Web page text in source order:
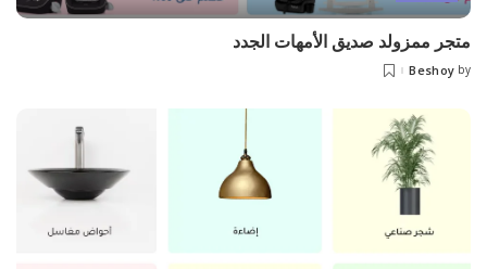
متجر ممزولد صديق الأمهات الجدد
by
Beshoy